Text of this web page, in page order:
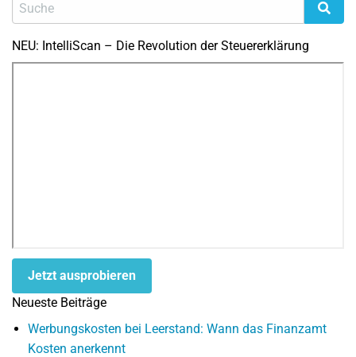
NEU: IntelliScan – Die Revolution der Steuererklärung
Jetzt ausprobieren
Neueste Beiträge
Werbungskosten bei Leerstand: Wann das Finanzamt
Kosten anerkennt